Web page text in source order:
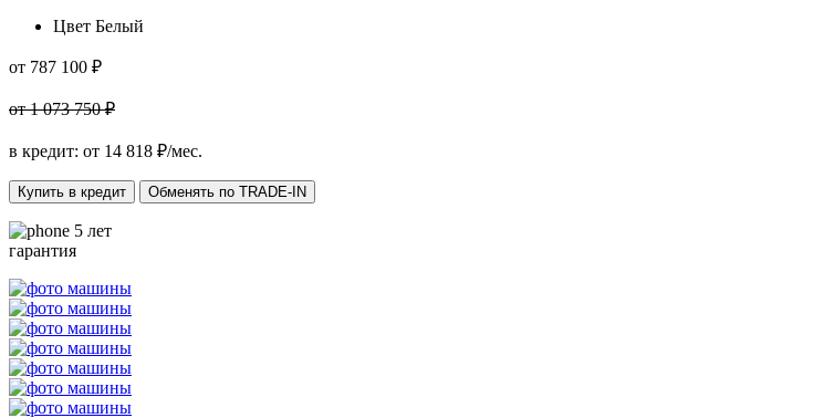
Цвет Белый
от 787 100 ₽
от 1 073 750 ₽
в кредит: от 14 818 ₽/мес.
Купить в кредит Обменять по TRADE-IN
5 лет
гарантия